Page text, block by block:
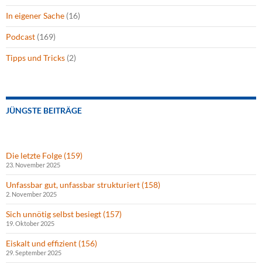
In eigener Sache (16)
Podcast (169)
Tipps und Tricks (2)
JÜNGSTE BEITRÄGE
Die letzte Folge (159)
23. November 2025
Unfassbar gut, unfassbar strukturiert (158)
2. November 2025
Sich unnötig selbst besiegt (157)
19. Oktober 2025
Eiskalt und effizient (156)
29. September 2025